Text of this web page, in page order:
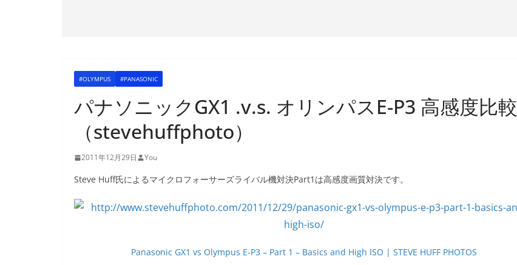
#OLYMPUS #PANASONIC
パナソニックGX1 .v.s. オリンパスE-P3 高感度比較
（stevehuffphoto）
2011年12月29日 You
Steve Huff氏によるマイクロフォーサーズライバル機対決Part1は高感度画質対決です。
Panasonic GX1 vs Olympus E-P3 – Part 1 – Basics and High ISO | STEVE HUFF PHOTOS